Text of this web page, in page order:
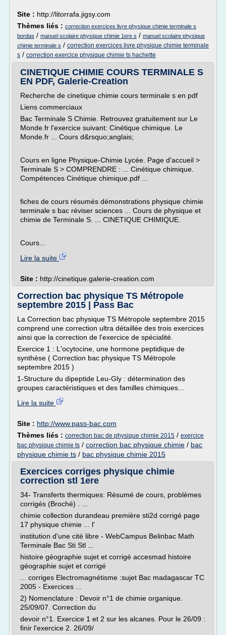
Site : http://litorrafa.jigsy.com
Thèmes liés : correction exercices livre physique chimie terminale s
bordas / manuel scolaire physique chimie 1ere s / manuel scolaire physique
chimie terminale s / correction exercices livre physique chimie terminale
s / correction exercice physique chimie ts hachette
CINETIQUE CHIMIE COURS TERMINALE S
EN PDF, Galerie-Creation
Recherche de cinetique chimie cours terminale s en pdf
Liens commerciaux
Bac Terminale S Chimie. Retrouvez gratuitement sur Le
Monde.fr l'exercice suivant: Cinétique chimique. Le
Monde.fr ... Cours d&rsquo;anglais;
Cours en ligne Physique-Chimie Lycée. Page d'accueil >
Terminale S > COMPRENDRE : ... Cinétique chimique.
Compétences Cinétique chimique.pdf ...
fiches de cours résumés démonstrations physique chimie
terminale s bac réviser sciences ... Cours de physique et
chimie de Terminale S. ... CINETIQUE CHIMIQUE.
Cours...
Lire la suite
Site : http://cinetique.galerie-creation.com
Correction bac physique TS Métropole
septembre 2015 | Pass Bac
La Correction bac physique TS Métropole septembre 2015
comprend une correction ultra détaillée des trois exercices
ainsi que la correction de l'exercice de spécialité.
Exercice 1 : L'ocytocine, une hormone peptidique de
synthèse ( Correction bac physique TS Métropole
septembre 2015 )
1-Structure du dipeptide Leu-Gly : détermination des
groupes caractéristiques et des familles chimiques...
Lire la suite
Site : http://www.pass-bac.com
Thèmes liés : correction bac de physique chimie 2015 / exercice
bac physique chimie ts / correction bac physique chimie / bac
physique chimie ts / bac physique chimie 2015
Exercices corriges physique chimie
correction stl 1ere
34- Transferts thermiques: Résumé de cours, problèmes
corrigés (Broché) . ...
chimie collection durandeau première sti2d corrigé page
17 physique chimie ... l'
institution d'une cité libre - WebCampus Belinbac Math
Terminale Bac Sti Stl ...
histoire géographie sujet et corrigé accesmad histoire
géographie sujet et corrigé
... corriges Electromagnétisme :sujet Bac madagascar TC
2005 - Exercices ...
2) Nomenclature : Devoir n°1 de chimie organique.
25/09/07. Correction du
devoir n°1. Exercice 1 et 2 sur les alcanes. Pour le 26/09 :
finir l'exercice 2. 26/09/